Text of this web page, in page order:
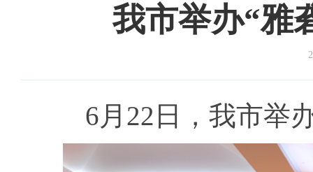
我市举办“雅
6月22日，我市举